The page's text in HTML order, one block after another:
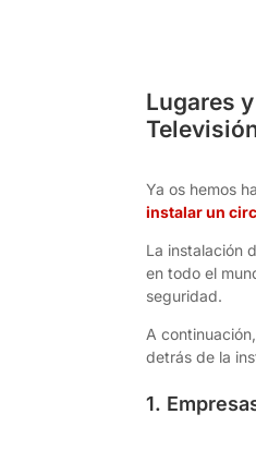
Lugares
Ya os hemos
instalar un
La instalación
en todo el
seguridad.
A
detrás de la
1.